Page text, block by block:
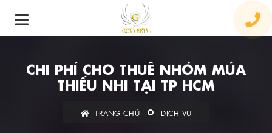
CHI PHÍ CHO THUÊ NHÓM MÚA
THIẾU NHI TẠI TP HCM
TRANG CHỦ DỊCH VỤ